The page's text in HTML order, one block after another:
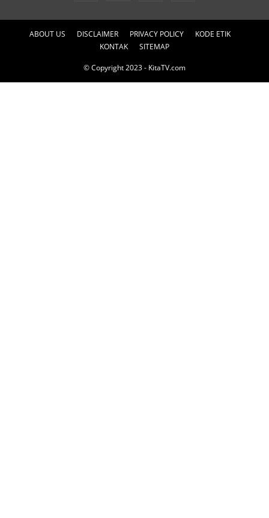
ABOUT US DISCLAIMER PRIVACY POLICY
KODE ETIK
KONTAK
SITEMAP
© Copyright 2023 - KitaTV.com